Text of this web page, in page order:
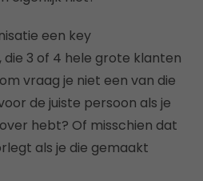
een key
3 of 4 hele grote klanten
vraag je niet een van die
de juiste persoon als je
hebt? Of misschien dat
als je die gemaakt